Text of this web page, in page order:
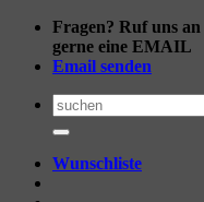
Zum
springen
Fragen? Ruf uns an
gerne eine EMAIL
Email senden
Suchen
nach:
Wunschliste